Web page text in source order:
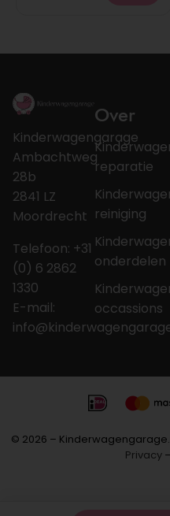
Kinderwagengarage
Ambachtweg
28b
2841 LZ
Moordrecht
Telefoon: +31
(0) 6 2862
1330
E-mail:
Over
reparatie
reiniging
onderdelen
occassions
© 2026 –
Privacy